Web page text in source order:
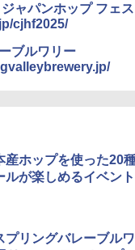
トリスウイスキー
￥4,274
白州 Story of the
入 700ml
カップヌードル カップ
ーフードヌードル 高た
らに塩分控えめ 78g×12
ょうゆ 高たんぱく&低
えめ 75g×12個
TOSHIBA(東芝) スチー
ジ 石窯ドーム ER-
￥34,546
クション トースト機能
ャパンホップ フェ
cjhf2025/
ブルワリー
産ホップを使った20
ルが楽しめるイベント
プリングバレーブル